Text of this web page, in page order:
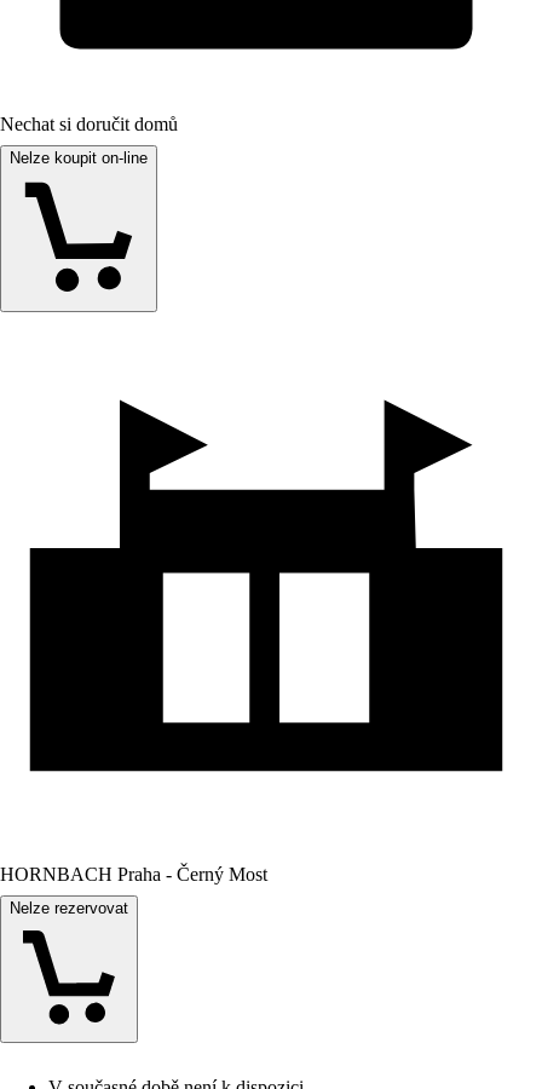
Nechat si doručit domů
Nelze koupit on-line
HORNBACH Praha - Černý Most
Nelze rezervovat